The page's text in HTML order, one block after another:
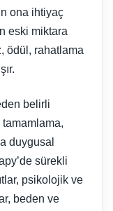
ona ihtiyaç
eski miktara
ödül, rahatlama
belirli
duygusal
sürekli
psikolojik ve
beden ve